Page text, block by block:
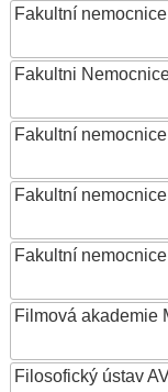
Fakultní
Fakultni
Fakultní
Fakultní
Fakultní
Filmová akademie
Filosofický ústav